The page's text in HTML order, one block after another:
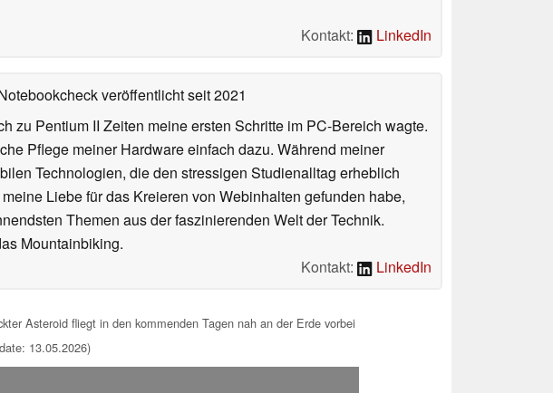
Kontakt:
LinkedIn
veröffentlichtseit 2021
zu Pentium II Zeiten meine ersten Schritte im PC-Bereich wagte.
Pflege meiner Hardware einfach dazu. Während meiner
Technologien, die den stressigen Studienalltag erheblich
Liebe für das Kreieren von Webinhalten gefunden habe,
Themen aus der faszinierenden Welt der Technik.
Mountainbiking.
Kontakt:
LinkedIn
Asteroid fliegt in den kommenden Tagen nah an der Erde vorbei
13.05.2026)